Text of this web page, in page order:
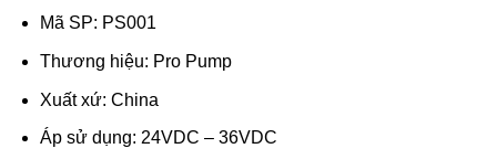
Mã SP: PS001
Thương hiệu: Pro Pump
Xuất xứ: China
Áp sử dụng: 24VDC – 36VDC